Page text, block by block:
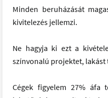
Minden beruházását
kivitelezés jellemzi.
Ne hagyja ki ezt a
színvonalú projektet, lakást
Cégek figyelem 27% áfa